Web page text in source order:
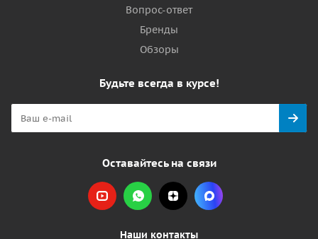
Вопрос-ответ
Бренды
Обзоры
Будьте всегда в курсе!
Оставайтесь на связи
Наши контакты